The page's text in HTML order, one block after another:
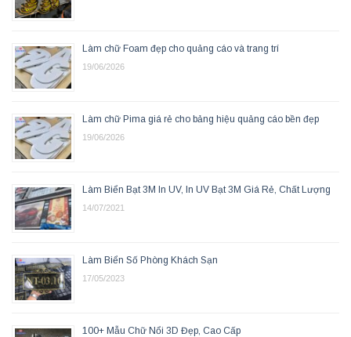
Làm chữ Foam đẹp cho quảng cáo và trang trí
19/06/2026
Làm chữ Pima giá rẻ cho bảng hiệu quảng cáo bền đẹp
19/06/2026
Làm Biển Bạt 3M In UV, In UV Bạt 3M Giá Rẻ, Chất Lượng
14/07/2021
Làm Biển Số Phòng Khách Sạn
17/05/2023
100+ Mẫu Chữ Nổi 3D Đẹp, Cao Cấp